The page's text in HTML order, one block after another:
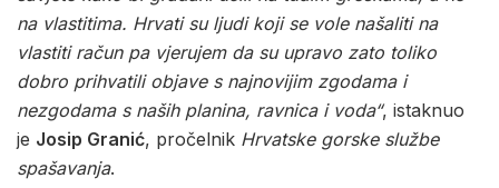
na vlastitima. Hrvati su ljudi koji se vole našaliti na
vlastiti račun pa vjerujem da su upravo zato toliko
dobro prihvatili objave s najnovijim zgodama i
nezgodama s naših planina, ravnica i voda“, istaknuo
je Josip Granić, pročelnik Hrvatske gorske službe
spašavanja.